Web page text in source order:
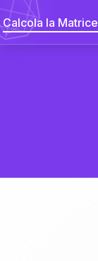
Calcola la Matrice